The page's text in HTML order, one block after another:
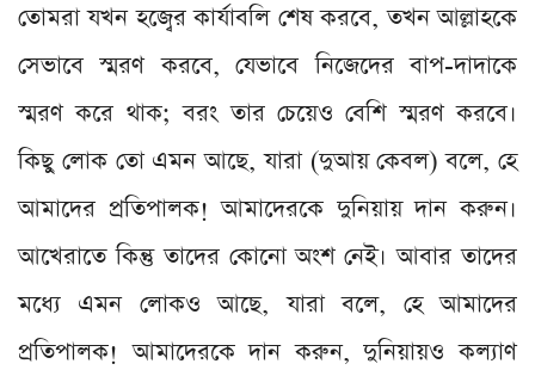
তোমরা যখন হজ্বের কার্যাবলি শেষ করবে, তখন আল্লাহকে
সেভাবে স্মরণ করবে, যেভাবে নিজেদের বাপ-দাদাকে
স্মরণ করে থাক; বরং তার চেয়েও বেশি স্মরণ করবে।
কিছু লোক তো এমন আছে, যারা (দুআয় কেবল) বলে, হে
আমাদের প্রতিপালক! আমাদেরকে দুনিয়ায় দান করুন।
আখেরাতে কিন্তু তাদের কোনো অংশ নেই। আবার তাদের
মধ্যে এমন লোকও আছে, যারা বলে, হে আমাদের
প্রতিপালক! আমাদেরকে দান করুন, দুনিয়ায়ও কল্যাণ